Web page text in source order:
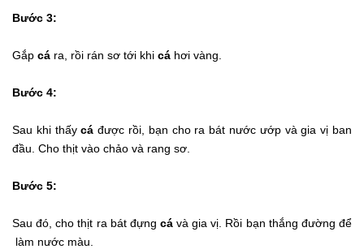
Bước 3:
Gắp cá ra, rồi rán sơ tới khi cá hơi vàng.
Bước 4:
Sau khi thấycá được rồi, bạn cho ra bát nước ướp và gia vị ban
đầu. Cho thịt vào chảo và rang sơ.
Bước 5:
Sau đó, cho thịt ra bát đựng cávà gia vị. Rồi bạn thắng đường để
làm nước màu.